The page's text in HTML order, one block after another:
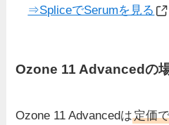
⇒SpliceでSerumを見る
Ozone 11 Advancedの
Ozone 11 Advancedは定価